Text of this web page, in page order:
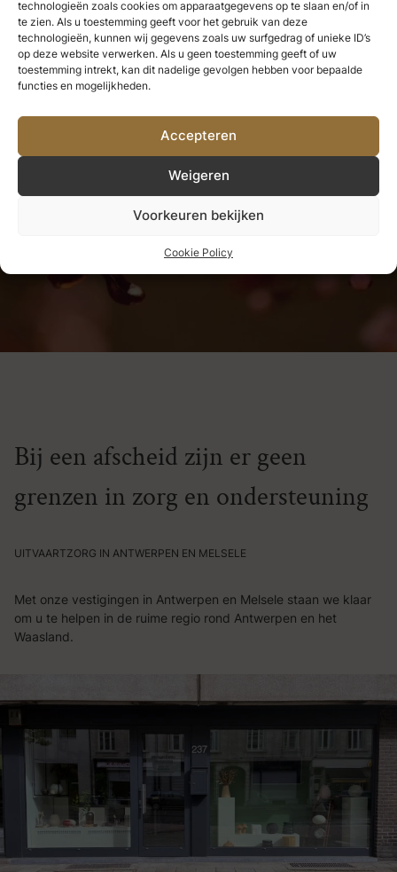
technologieën zoals cookies om apparaatgegevens op te slaan en/of in
te zien. Als u toestemming geeft voor het gebruik van deze
technologieën, kunnen wij gegevens zoals uw surfgedrag of unieke ID’s
op deze website verwerken. Als u geen toestemming geeft of uw
toestemming intrekt, kan dit nadelige gevolgen hebben voor bepaalde
functies en mogelijkheden.
Accepteren
Weigeren
Voorkeuren bekijken
Cookie Policy
Wat we hebben genoten, kunnen
we nooit verliezen.Alles wat we
diep liefhebben, wordt een deel
van ons.
Helen Keller
UITVAARTZORG IN ANTWERPEN EN MELSELE
Bij een afscheid zijn er geen
grenzen in zorg en ondersteuning
Met onze vestigingen in Antwerpen en Melsele staan we klaar
om u te helpen in de ruime regio rond Antwerpen en het
Waasland.